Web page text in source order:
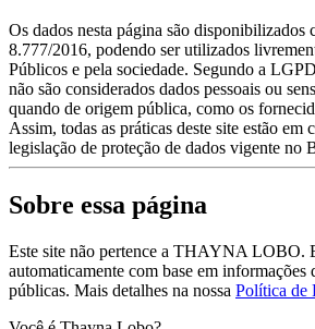
Os dados nesta página são disponibilizados
8.777/2016, podendo ser utilizados
Públicos e pela sociedade. Segundo a
não são considerados dados pessoais ou
quando de origem pública, como os
Assim, todas as práticas deste site estão em
legislação de proteção de dados vigente no
Sobre essa página
Este site não pertence a THAYNA LOBO.
automaticamente com base em informações
públicas. Mais detalhes na nossa Política de